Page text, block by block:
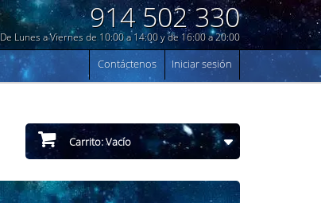
914 502 330
De Lunes a Viernes de 10:00 a 14:00 y de 16:00 a 20:00
Iniciar sesión
Contáctenos
Carrito:Vacío